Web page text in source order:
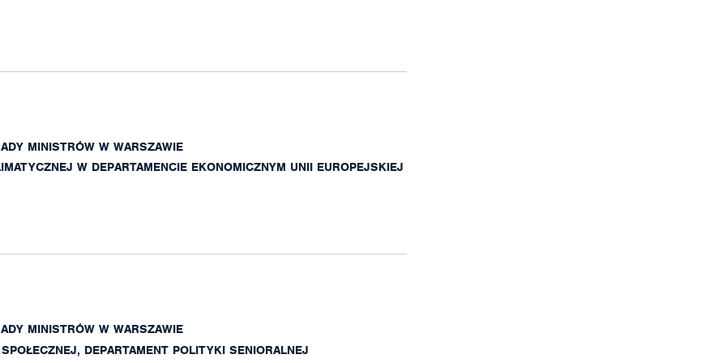
MINISTRÓW W WARSZAWIE
W DEPARTAMENCIE EKONOMICZNYM UNII EUROPEJSKIEJ
MINISTRÓW W WARSZAWIE
DEPARTAMENT POLITYKI SENIORALNEJ